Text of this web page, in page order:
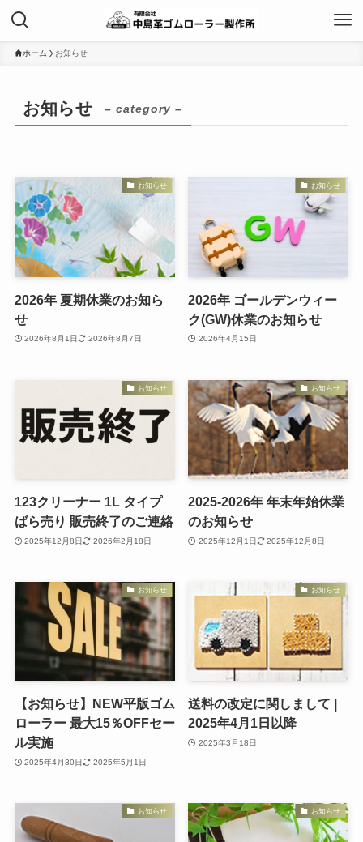
ホーム お知らせ
お知らせ – category –
お知らせ
2026年 夏期休業のお知ら
せ
2026年8月1日 2026年8月7日
お知らせ
2026年 ゴールデンウィー
ク(GW)休業のお知らせ
2026年4月15日
お知らせ
123クリーナー 1L タイプ
ばら売り 販売終了のご連絡
2025年12月8日 2026年2月18日
お知らせ
2025-2026年 年末年始休業
のお知らせ
2025年12月1日 2025年12月8日
お知らせ
【お知らせ】NEW平版ゴム
ローラー 最大15％OFFセー
ル実施
2025年4月30日 2025年5月1日
お知らせ
送料の改定に関しまして |
2025年4月1日以降
2025年3月18日
お知らせ お知らせ